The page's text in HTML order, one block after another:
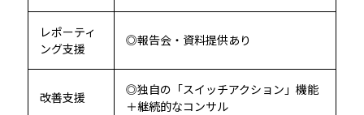
レポーティ
ング支援
◎報告会・資料提供あり
改善支援
◎独自の「スイッチアクション」機能
＋継続的なコンサル